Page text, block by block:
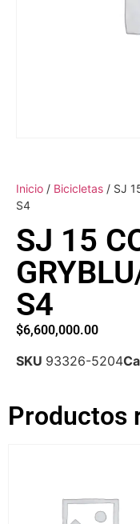
Inicio / Bicicletas / SJ
S4
SJ 15
S4
$6,600,000.00
SKU 93326-5204
Productos